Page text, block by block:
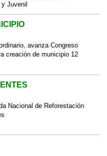
Juvenil
avanza Congreso
creación de municipio 12
Nacional de Reforestación